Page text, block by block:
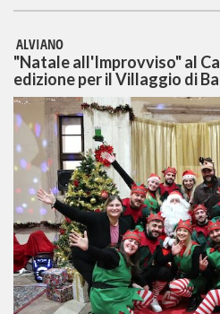
ALVIANO
"Natale all'Improvviso" al
edizione per il Villaggio di